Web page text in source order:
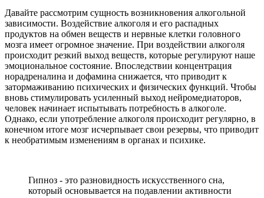
Давайте рассмотрим сущность возникновения алкогольной
зависимости. Воздействие алкоголя и его распадных
продуктов на обмен веществ и нервные клетки головного
мозга имеет огромное значение. При воздействии алкоголя
происходит резкий выход веществ, которые регулируют наше
эмоциональное состояние. Впоследствии концентрация
норадреналина и дофамина снижается, что приводит к
затормаживанию психических и физических функций. Чтобы
вновь стимулировать усиленный выход нейромедиаторов,
человек начинает испытывать потребность в алкоголе.
Однако, если употребление алкоголя происходит регулярно, в
конечном итоге мозг исчерпывает свои резервы, что приводит
к необратимым изменениям в органах и психике.
Гипноз - это разновидность искусственного сна,
который основывается на подавлении активности